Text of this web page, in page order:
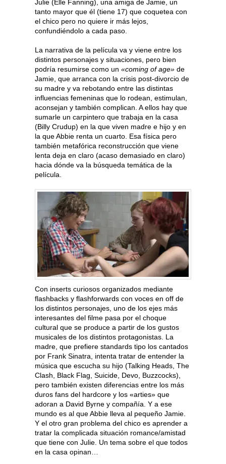
Julie (Elle Fanning), una amiga de Jamie, un
tanto mayor que él (tiene 17) que coquetea con
el chico pero no quiere ir más lejos,
confundiéndolo a cada paso.
La narrativa de la película va y viene entre los
distintos personajes y situaciones, pero bien
podría resumirse como un «coming of age» de
Jamie, que arranca con la crisis post-divorcio de
su madre y va rebotando entre las distintas
influencias femeninas que lo rodean, estimulan,
aconsejan y también complican. A ellos hay que
sumarle un carpintero que trabaja en la casa
(Billy Crudup) en la que viven madre e hijo y en
la que Abbie renta un cuarto. Esa física pero
también metafórica reconstrucción que viene
lenta deja en claro (acaso demasiado en claro)
hacia dónde va la búsqueda temática de la
película.
Con inserts curiosos organizados mediante
flashbacks y flashforwards con voces en off de
los distintos personajes, uno de los ejes más
interesantes del filme pasa por el choque
cultural que se produce a partir de los gustos
musicales de los distintos protagonistas. La
madre, que prefiere standards tipo los cantados
por Frank Sinatra, intenta tratar de entender la
música que escucha su hijo (Talking Heads, The
Clash, Black Flag, Suicide, Devo, Buzzcocks),
pero también existen diferencias entre los más
duros fans del hardcore y los «arties» que
adoran a David Byrne y compañía. Y a ese
mundo es al que Abbie lleva al pequeño Jamie.
Y el otro gran problema del chico es aprender a
tratar la complicada situación romance/amistad
que tiene con Julie. Un tema sobre el que todos
en la casa opinan…